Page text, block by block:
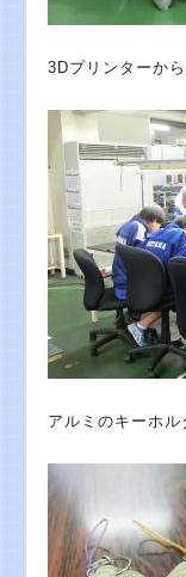
3Dプリンターか
アルミのキーホ